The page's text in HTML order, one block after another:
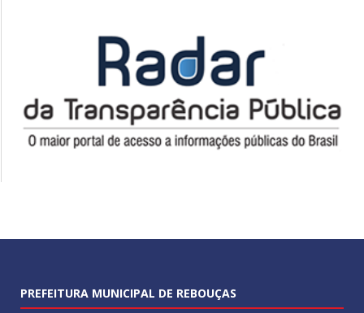
PREFEITURA MUNICIPAL DE REBOUÇAS